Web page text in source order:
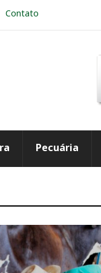
Contato
Pecuária